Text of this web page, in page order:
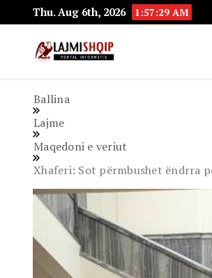
Thu. Aug 6th, 2026 1:57:30 AM
Ballina
Lajme
Maqedoni e veriut
Xhaferi: Sot përmbushet ëndrra